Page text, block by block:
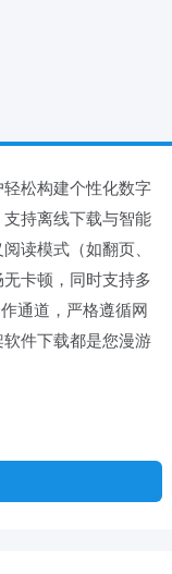
松构建个性化数字
持离线下载与智能
读模式（如翻页、
卡顿，同时支持多
通道，严格遵循网
件下载都是您漫游